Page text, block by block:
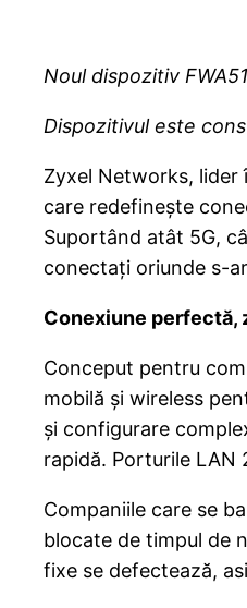
Noul dispozitiv
Dispozitivul este
Zyxel Networks, lider
care redefinește
Suportând atât 5G,
conectați oriunde s-
Conexiune perfectă,
Conceput pentru
mobilă și wireless
și configurare
rapidă. Porturile LAN
Companiile care se
blocate de timpul de
fixe se defectează,